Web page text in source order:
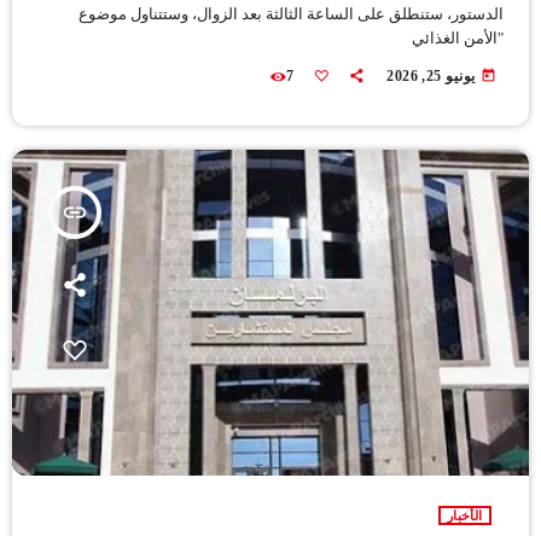
الدستور، ستنطلق على الساعة الثالثة بعد الزوال، وستتناول موضوع
"الأمن الغذائي
today يونيو 25, 2026 7
insert_link
الأخبار